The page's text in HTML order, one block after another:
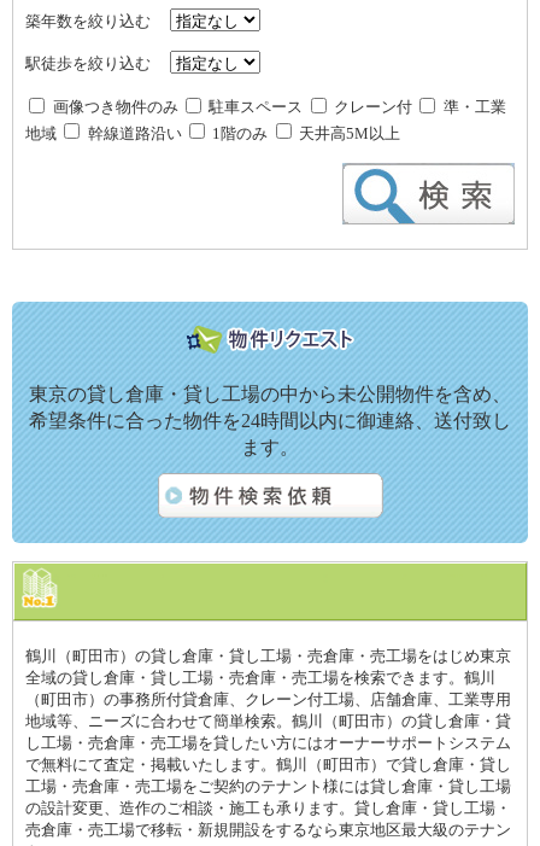
築年数を絞り込む
駅徒歩を絞り込む
画像つき物件のみ 駐車スペース クレーン付
準・工業
地域
幹線道路沿い 1階のみ 天井高5M以上
東京の貸し倉庫・貸し工場の中から未公開物件を含め、
希望条件に合った物件を24時間以内に御連絡、送付致し
ます。
鶴川（町田市）の貸し倉庫・貸し工場・売倉庫・売工場をはじめ東京
全域の貸し倉庫・貸し工場・売倉庫・売工場を検索できます。鶴川
（町田市）の事務所付貸倉庫、クレーン付工場、店舗倉庫、工業専用
地域等、ニーズに合わせて簡単検索。鶴川（町田市）の貸し倉庫・貸
し工場・売倉庫・売工場を貸したい方にはオーナーサポートシステム
で無料にて査定・掲載いたします。鶴川（町田市）で貸し倉庫・貸し
工場・売倉庫・売工場をご契約のテナント様には貸し倉庫・貸し工場
の設計変更、造作のご相談・施工も承ります。貸し倉庫・貸し工場・
売倉庫・売工場で移転・新規開設をするなら東京地区最大級のテナン